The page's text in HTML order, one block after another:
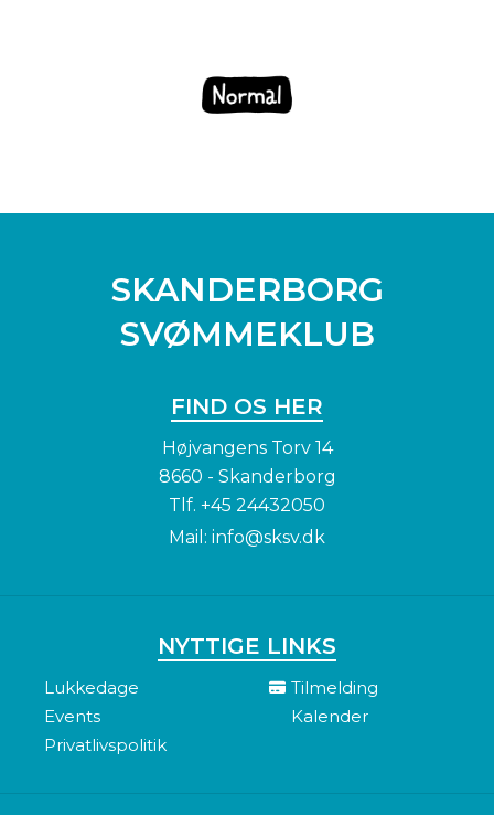
SKANDERBORG
SVØMMEKLUB
FIND OS HER
Højvangens Torv 14
8660 - Skanderborg
Tlf. +45 24432050
Mail: info@sksv.dk
NYTTIGE LINKS
Lukkedage
Tilmelding
Events
Kalender
Privatlivspolitik